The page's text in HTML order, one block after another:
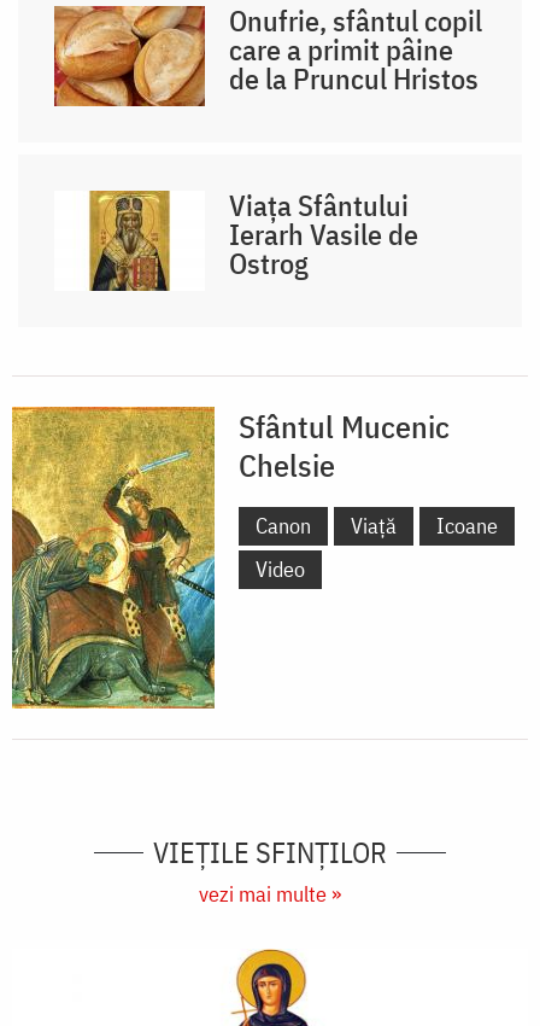
Onufrie, sfântul copil
care a primit pâine
de la Pruncul Hristos
Viața Sfântului
Ierarh Vasile de
Ostrog
Sfântul Mucenic
Chelsie
Canon Viață
Icoane
Video
VIEŢILE SFINŢILOR
vezi mai multe »